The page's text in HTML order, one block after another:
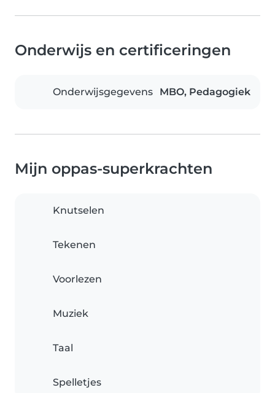
Onderwijs en certificeringen
Onderwijsgegevens MBO, Pedagogiek
Mijn oppas-superkrachten
Knutselen
Tekenen
Voorlezen
Muziek
Taal
Spelletjes